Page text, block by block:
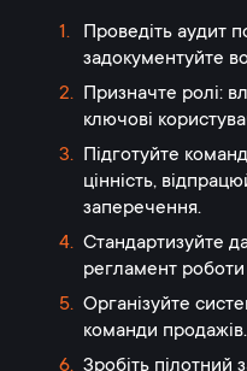
Проведіть аудит
задокументуйте
Призначте ролі:
ключові
Підготуйте
цінність,
заперечення.
Стандартизуйте
регламент
Організуйте
команди продажів.
Зробіть пілотний